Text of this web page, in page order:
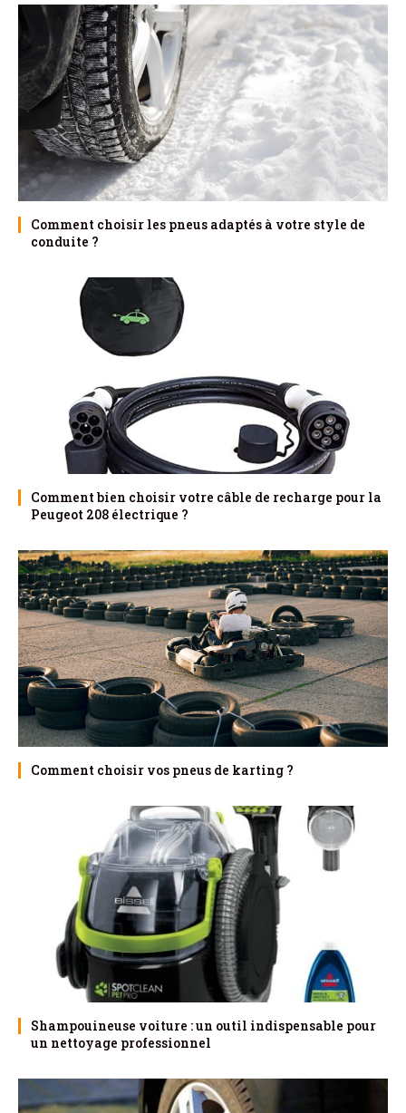
Comment choisir les pneus adaptés à votre style de
conduite ?
Comment bien choisir votre câble de recharge pour la
Peugeot 208 électrique ?
Comment choisir vos pneus de karting ?
Shampouineuse voiture : un outil indispensable pour
un nettoyage professionnel